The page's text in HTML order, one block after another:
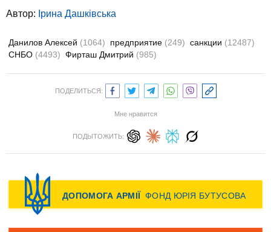
Автор: Ірина Дашківська
Данилов Алексей (1064) предприятие (249) санкции (12487)
СНБО (4493) Фирташ Дмитрий (985)
ПОДЕЛИТЬСЯ:
Мне нравится
ПОДЫТОЖИТЬ: